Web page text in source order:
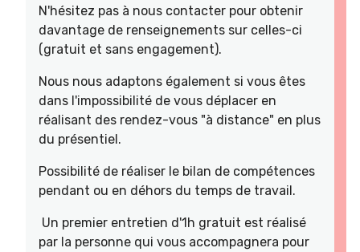
N'hésitez pas à nous contacter pour obtenir
davantage de renseignements sur celles-ci
(gratuit et sans engagement).
Nous nous adaptons également si vous êtes
dans l'impossibilité de vous déplacer en
réalisant des rendez-vous "à distance" en plus
du présentiel.
Possibilité de réaliser le bilan de compétences
pendant ou en déhors du temps de travail.
Un premier entretien d'1h gratuit est réalisé
par la personne qui vous accompagnera pour